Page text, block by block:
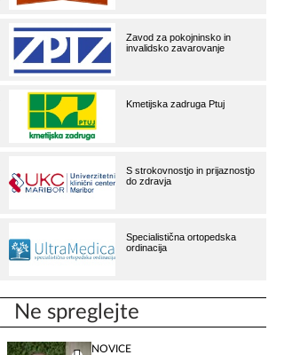
Ne spreglejte
NOVICE